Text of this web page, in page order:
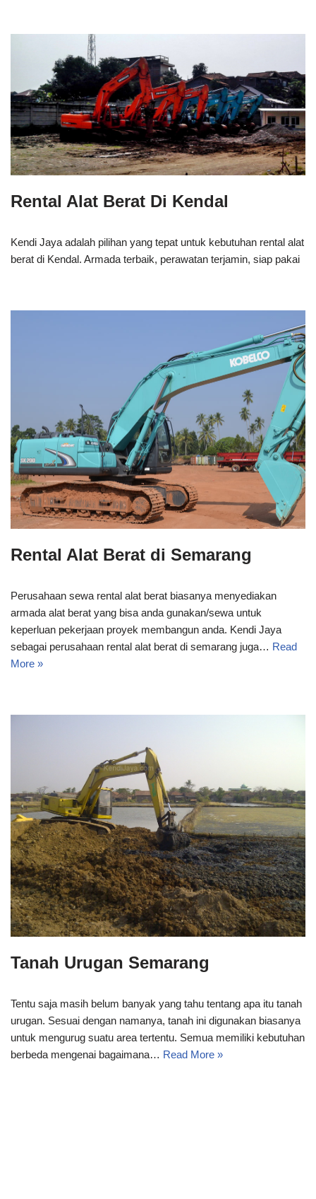
Rental Alat Berat Di Kendal
Kendi Jaya adalah pilihan yang tepat untuk kebutuhan rental alat
berat di Kendal. Armada terbaik, perawatan terjamin, siap pakai
Rental Alat Berat di Semarang
Perusahaan sewa rental alat berat biasanya menyediakan
armada alat berat yang bisa anda gunakan/sewa untuk
keperluan pekerjaan proyek membangun anda. Kendi Jaya
sebagai perusahaan rental alat berat di semarang juga… Read
More »
Tanah Urugan Semarang
Tentu saja masih belum banyak yang tahu tentang apa itu tanah
urugan. Sesuai dengan namanya, tanah ini digunakan biasanya
untuk mengurug suatu area tertentu. Semua memiliki kebutuhan
berbeda mengenai bagaimana… Read More »